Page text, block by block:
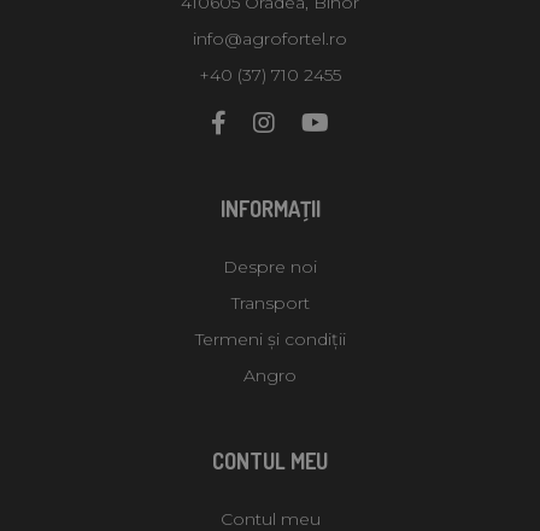
info@agrofortel.ro
+40 (37) 710 2455
INFORMAŢII
Despre noi
Transport
Termeni și condiții
Angro
CONTUL MEU
Contul meu